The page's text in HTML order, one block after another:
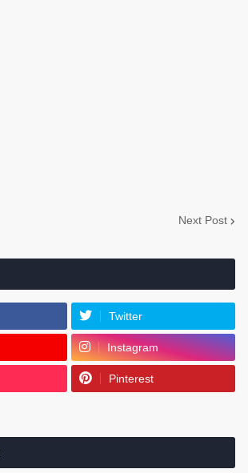
Next Post
Twitter
Instagram
Pinterest